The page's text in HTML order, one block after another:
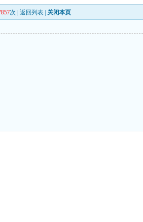
次 |返回列表 关闭本页